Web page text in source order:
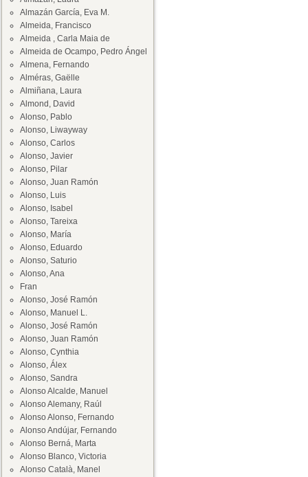
Almazán García, Eva M.
Almeida, Francisco
Almeida , Carla Maia de
Almeida de Ocampo, Pedro Ángel
Almena, Fernando
Alméras, Gaëlle
Almiñana, Laura
Almond, David
Alonso, Pablo
Alonso, Liwayway
Alonso, Carlos
Alonso, Javier
Alonso, Pilar
Alonso, Juan Ramón
Alonso, Luis
Alonso, Isabel
Alonso, Tareixa
Alonso, María
Alonso, Eduardo
Alonso, Saturio
Alonso, Ana
Fran
Alonso, José Ramón
Alonso, Manuel L.
Alonso, José Ramón
Alonso, Juan Ramón
Alonso, Cynthia
Alonso, Álex
Alonso, Sandra
Alonso Alcalde, Manuel
Alonso Alemany, Raúl
Alonso Alonso, Fernando
Alonso Andújar, Fernando
Alonso Berná, Marta
Alonso Blanco, Victoria
Alonso Català, Manel